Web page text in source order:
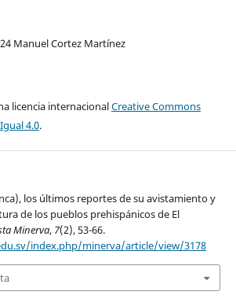
Manuel Cortez Martínez
licencia internacionalCreative Commons
4.0.
los últimos reportes de su avistamiento y
de los pueblos prehispánicos de El
Minerva, 7(2), 53-66.
index.php/minerva/article/view/3178